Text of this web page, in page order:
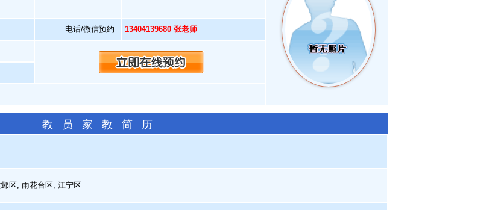
电话/微信预约 13404139680 张老师
教 员 家 教 简 历
区, 雨花台区, 江宁区